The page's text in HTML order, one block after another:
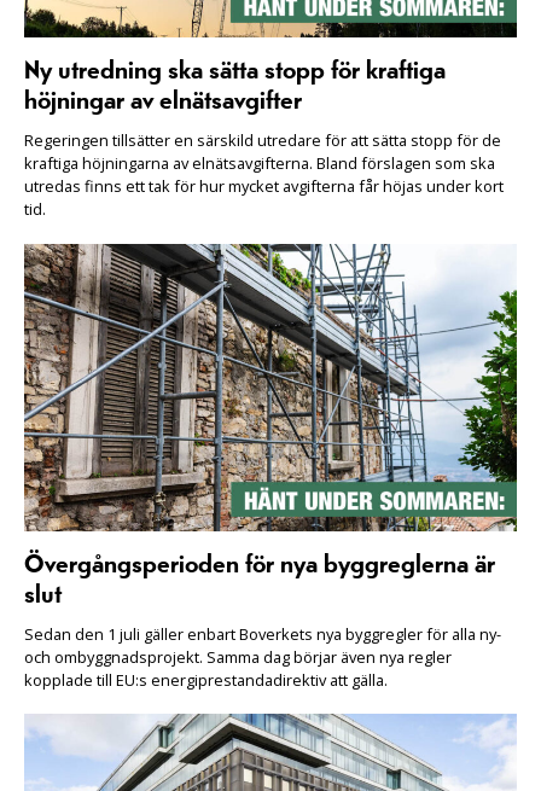
Ny utredning ska sätta stopp för kraftiga
höjningar av elnätsavgifter
Regeringen tillsätter en särskild utredare för att sätta stopp för de
kraftiga höjningarna av elnätsavgifterna. Bland förslagen som ska
utredas finns ett tak för hur mycket avgifterna får höjas under kort
tid.
Övergångsperioden för nya byggreglerna är
slut
Sedan den 1 juli gäller enbart Boverkets nya byggregler för alla ny-
och ombyggnadsprojekt. Samma dag börjar även nya regler
kopplade till EU:s energiprestandadirektiv att gälla.